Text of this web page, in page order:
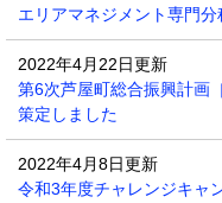
エリアマネジメント専門
2022年4月22日更新
第6次芦屋町総合振興計画
策定しました
2022年4月8日更新
令和3年度チャレンジキャ